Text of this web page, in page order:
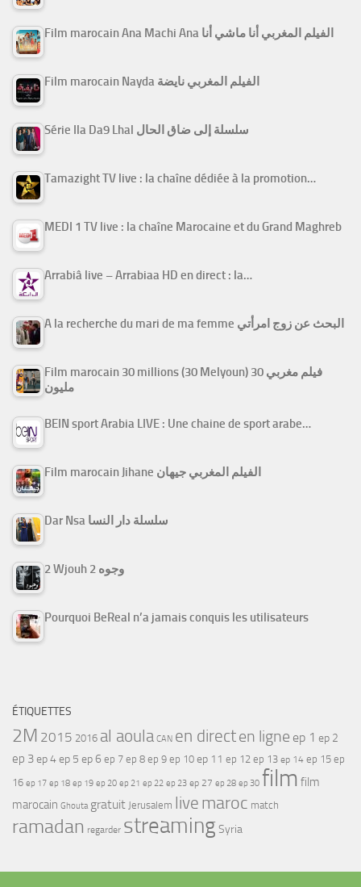
Film marocain Ana Machi Ana الفيلم المغربي أنا ماشي أنا
Film marocain Nayda الفيلم المغربي نايضة
Série Ila Da9 Lhal سلسلة إلى ضاق الحال
Tamazight TV live : la chaîne dédiée à la promotion…
MEDI 1 TV live : la chaîne Marocaine et du Grand Maghreb
Arrabiâ live – Arrabiaa HD en direct : la…
A la recherche du mari de ma femme البحث عن زوج امرأتي
Film marocain 30 millions (30 Melyoun) فيلم مغربي 30
مليون
BEIN sport Arabia LIVE : Une chaine de sport arabe…
Film marocain Jihane الفيلم المغربي جيهان
Dar Nsa سلسلة دار النسا
2 Wjouh 2 وجوه
Pourquoi BeReal n’a jamais conquis les utilisateurs
ÉTIQUETTES
2M 2015 2016 al aoula CAN en directen ligne ep 1 ep 2
ep 3ep 4ep 5 ep 6 ep 7 ep 8 ep 9 ep 10 ep 11 ep 12 ep 13 ep 14 ep 15 ep
16 ep 17 ep 18 ep 19 ep 20 ep 21 ep 22 ep 23 ep 27 ep 28 ep 30 film film
marocain Ghouta gratuit Jerusalem live maroc match
ramadan regarder streamingSyria